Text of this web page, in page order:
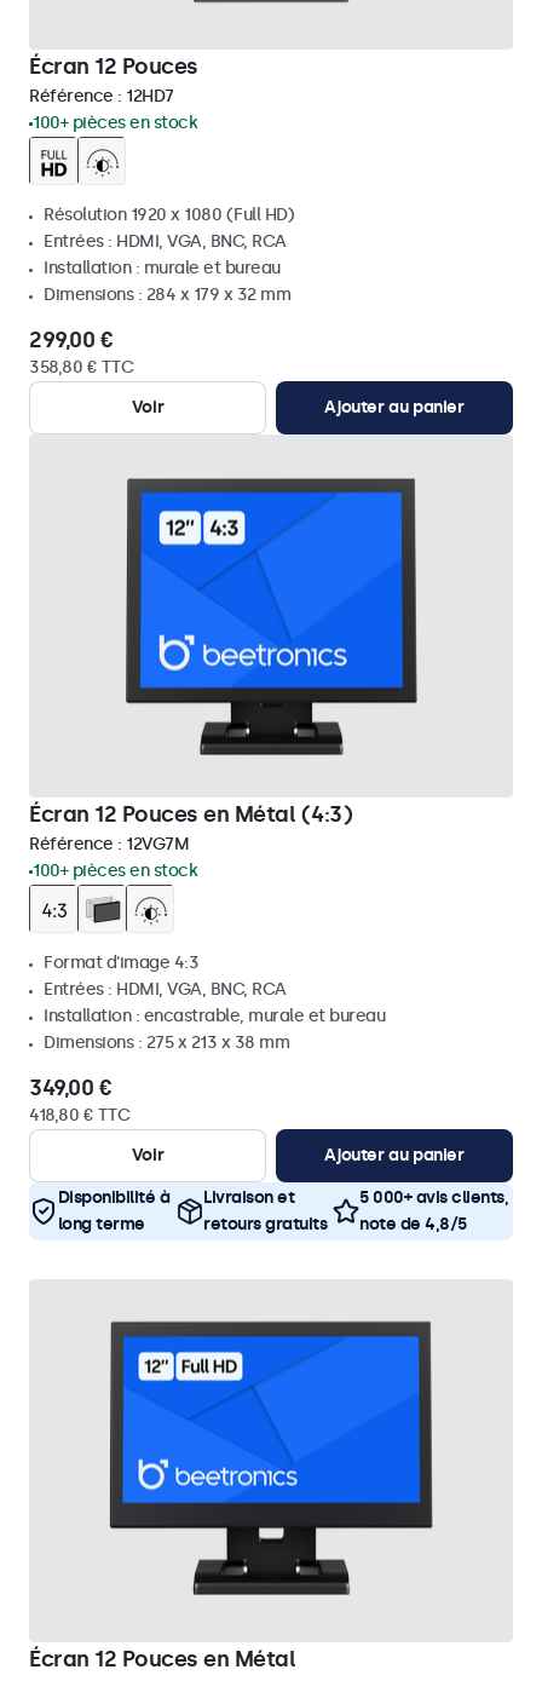
Écran 12 Pouces
Référence : 12HD7
100+ pièces en stock
Résolution 1920 x 1080 (Full HD)
Entrées : HDMI, VGA, BNC, RCA
Installation : murale et bureau
Dimensions : 284 x 179 x 32 mm
299,00 €
358,80 € TTC
Voir
Ajouter au panier
Écran 12 Pouces en Métal (4:3)
Référence : 12VG7M
100+ pièces en stock
Format d'image 4:3
Entrées : HDMI, VGA, BNC, RCA
Installation : encastrable, murale et bureau
Dimensions : 275 x 213 x 38 mm
349,00 €
418,80 € TTC
Voir
Ajouter au panier
Disponibilité à
long terme
Livraison et
retours gratuits
5 000+ avis clients,
note de 4,8/5
Écran 12 Pouces en Métal